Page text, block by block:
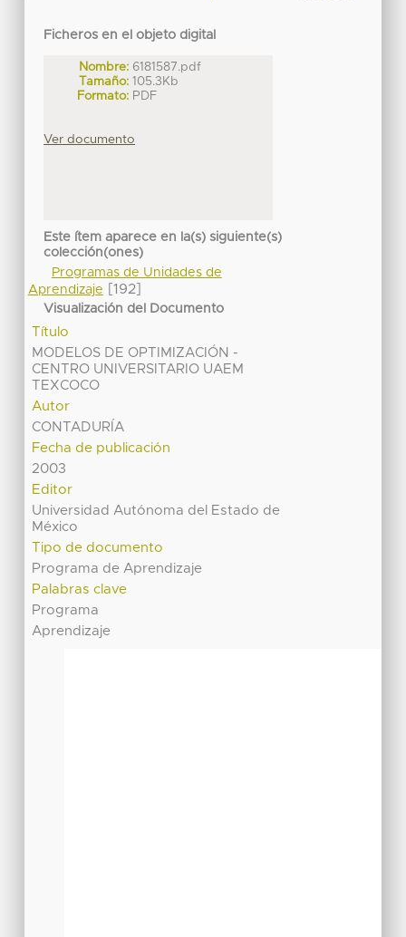
Ficheros en el objeto digital
Nombre: 6181587.pdf
Tamaño: 105.3Kb
Formato: PDF
Ver documento
Este ítem aparece en la(s) siguiente(s)
colección(ones)
Programas de Unidades de
Aprendizaje
[192]
Visualización del Documento
Título
MODELOS DE OPTIMIZACIÓN -
CENTRO UNIVERSITARIO UAEM
TEXCOCO
Autor
CONTADURÍA
Fecha de publicación
2003
Editor
Universidad Autónoma del Estado de
México
Tipo de documento
Programa de Aprendizaje
Palabras clave
Programa
Aprendizaje